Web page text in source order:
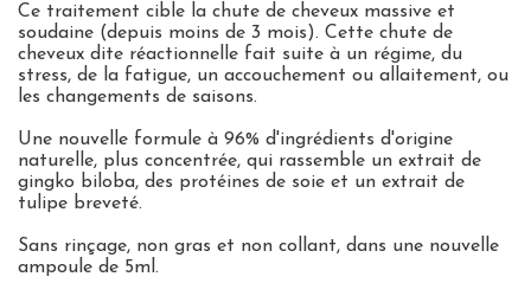
Ce traitement cible la chute de cheveux massive et
soudaine (depuis moins de 3 mois). Cette chute de
cheveux dite réactionnelle fait suite à un régime, du
stress, de la fatigue, un accouchement ou allaitement, ou
les changements de saisons.
Une nouvelle formule à 96% d'ingrédients d'origine
naturelle, plus concentrée, qui rassemble un extrait de
gingko biloba, des protéines de soie et un extrait de
tulipe breveté.
Sans rinçage, non gras et non collant, dans une nouvelle
ampoule de 5ml.